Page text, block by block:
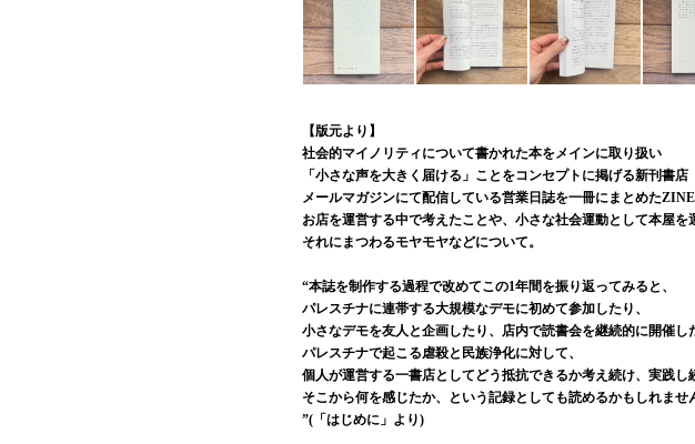
【版元より】
社会的マイノリティについて書かれた本をメインに取り扱い
「小さな声を大きく届ける」ことをコンセプトに掲げる新刊書
メールマガジンにて配信している営業日誌を一冊にまとめたZINE
お店を運営する中で考えたことや、小さな社会運動として本屋を
それにまつわるモヤモヤなどについて。
“本誌を制作する過程で改めてこの1年間を振り返ってみると、
パレスチナに連帯する大規模なデモに初めて参加したり、
小さなデモを友人と企画したり、店内で読書会を継続的に開催し
パレスチナで起こる虐殺と民族浄化に対して、
個人が運営する一書店としてどう抵抗できるか考え続け、実践し
そこから何を感じたか、という記録としても読めるかもしれませ
”(「はじめに」より)